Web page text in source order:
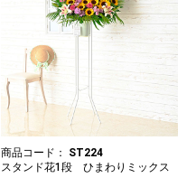
商品コード： ST224
スタンド花1段 ひまわりミックス